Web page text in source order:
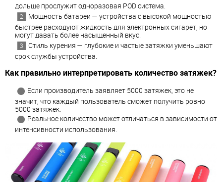
дольше прослужит одноразовая POD система.
Мощность батареи — устройства с высокой мощностью
быстрее расходуют жидкость для электронных сигарет, но
могут давать более насыщенный вкус.
Стиль курения — глубокие и частые затяжки уменьшают
срок службы устройства.
Как правильно интерпретировать количество затяжек?
Если производитель заявляет 5000 затяжек, это не
значит, что каждый пользователь сможет получить ровно
5000 затяжек.
Реальное количество может отличаться в зависимости от
интенсивности использования.